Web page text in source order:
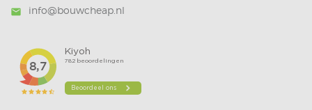
mail info@bouwcheap.nl